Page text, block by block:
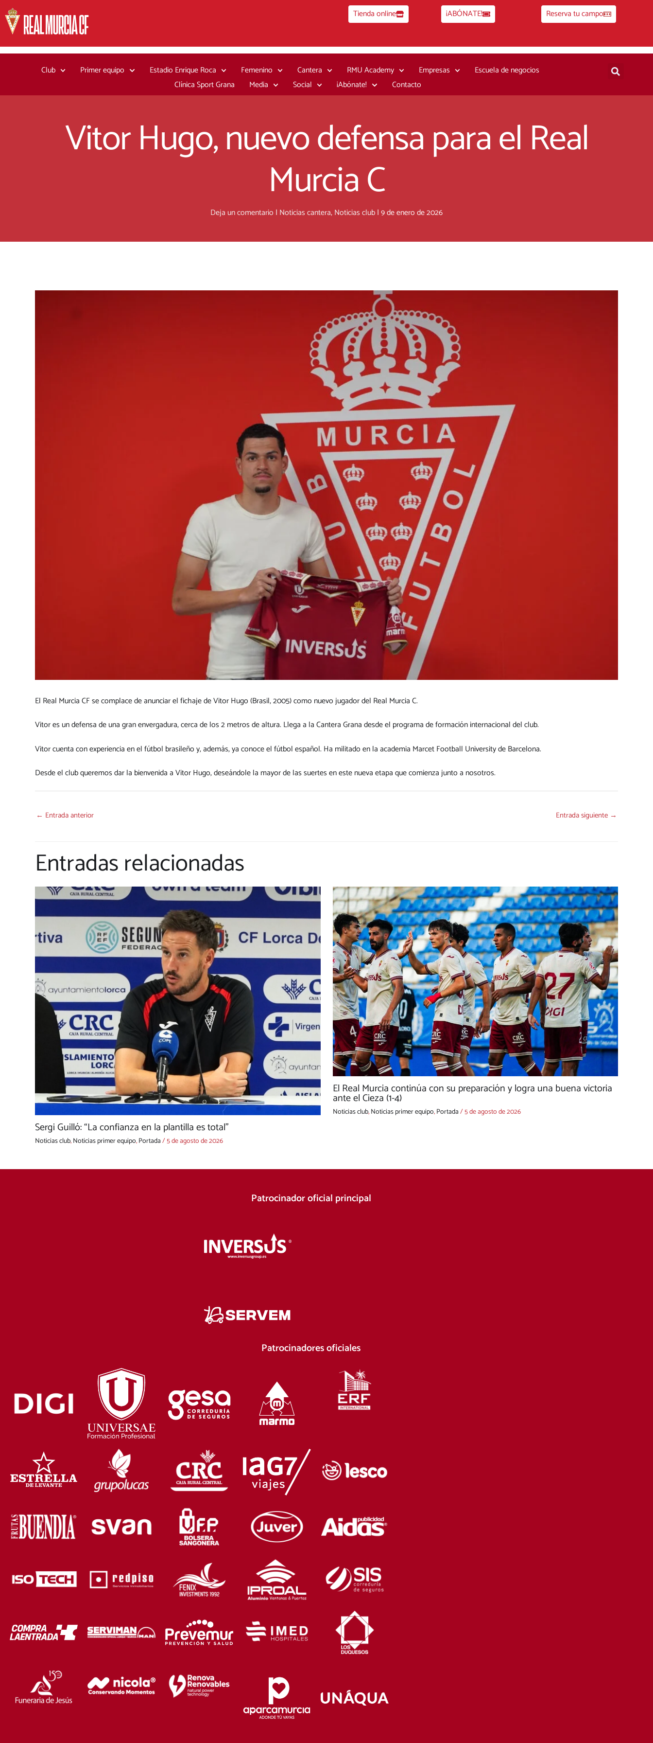
al
contenido
Tienda online ¡ABÓNATE! Reserva tu campo
Club Primer equipo Estadio Enrique Roca Femenino Cantera RMU Academy Empresas
Escuela de negocios
Clínica Sport Grana
Media Social ¡Abónate! Contacto
Vitor Hugo, nuevo defensa para el Real
Murcia C
Deja un comentario | Noticias cantera,Noticias club|9 de enero de 2026
El Real Murcia CF se complace de anunciar el fichaje de Vitor Hugo (Brasil, 2005) como nuevo jugador del Real Murcia C.
Vitor es un defensa de una gran envergadura, cerca de los 2 metros de altura. Llega a la Cantera Grana desde el programa de formación internacional del club.
Vitor cuenta con experiencia en el fútbol brasileño y, además, ya conoce el fútbol español. Ha militado en la academia Marcet Football University de Barcelona.
Desde el club queremos dar la bienvenida a Vitor Hugo, deseándole la mayor de las suertes en este nueva etapa que comienza junto a nosotros.
← Entrada anterior Entrada siguiente →
Entradas relacionadas
Sergi Guilló: “La confianza en la plantilla es total”
Noticias club,Noticias primer equipo,Portada/5 de agosto de 2026
El Real Murcia continúa con su preparación y logra una buena victoria
ante el Cieza (1-4)
Noticias club,Noticias primer equipo,Portada/5 de agosto de 2026
Patrocinador oficial principal
Patrocinadores oficiales